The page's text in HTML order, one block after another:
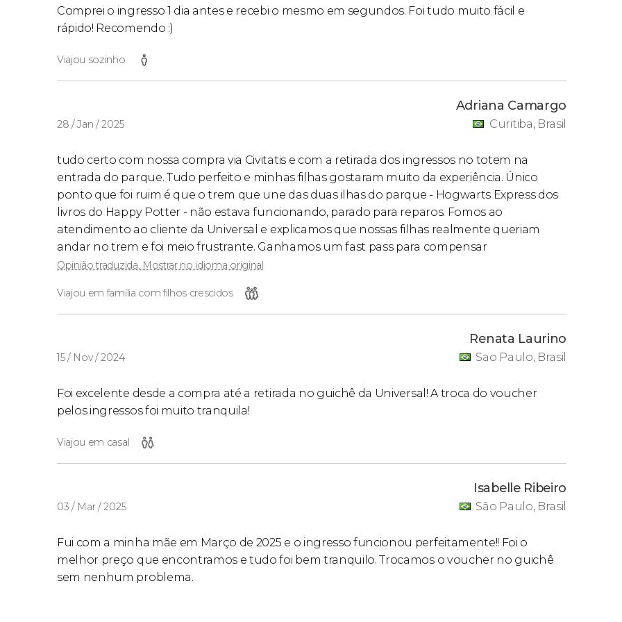
Horários
você podeconsultar o horário dos parques do Universal Orlando
dados dos adultose, em seguida, os das crianças. É muito importante que siga esta ordem
ao efetuar a reserva.
Comprei o ingresso 1 dia antes e recebi o mesmo em segundos. Foi tudo muito fácil e
rápido! Recomendo :)
Viajou sozinho
28 / Jan / 2025
Adriana Camargo
Curitiba, Brasil
tudo certo com nossa compra via Civitatis e com a retirada dos ingressos no totem na
entrada do parque. Tudo perfeito e minhas filhas gostaram muito da experiência. Único
ponto que foi ruim é que o trem que une das duas ilhas do parque - Hogwarts Express dos
livros do Happy Potter - não estava funcionando, parado para reparos. Fomos ao
atendimento ao cliente da Universal e explicamos que nossas filhas realmente queriam
andar no trem e foi meio frustrante. Ganhamos um fast pass para compensar
Opinião traduzida. Mostrar no idioma original
Viajou em família com filhos crescidos
15 / Nov / 2024
Renata Laurino
Sao Paulo, Brasil
Foi excelente desde a compra até a retirada no guichê da Universal! A troca do voucher
pelos ingressos foi muito tranquila!
Viajou em casal
03 / Mar / 2025
Isabelle Ribeiro
São Paulo, Brasil
Fui com a minha mãe em Março de 2025 e o ingresso funcionou perfeitamente!! Foi o
melhor preço que encontramos e tudo foi bem tranquilo. Trocamos o voucher no guichê
sem nenhum problema.